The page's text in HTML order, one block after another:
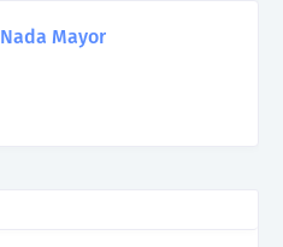
Nada Mayor